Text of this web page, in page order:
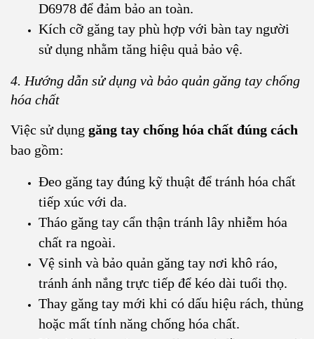
D6978 để đảm bảo an toàn.
Kích cỡ găng tay phù hợp với bàn tay người
sử dụng nhằm tăng hiệu quả bảo vệ.
4. Hướng dẫn sử dụng và bảo quản găng tay chống
hóa chất
Việc sử dụng găng tay chống hóa chất đúng cách
bao gồm:
Đeo găng tay đúng kỹ thuật để tránh hóa chất
tiếp xúc với da.
Tháo găng tay cẩn thận tránh lây nhiễm hóa
chất ra ngoài.
Vệ sinh và bảo quản găng tay nơi khô ráo,
tránh ánh nắng trực tiếp để kéo dài tuổi thọ.
Thay găng tay mới khi có dấu hiệu rách, thủng
hoặc mất tính năng chống hóa chất.